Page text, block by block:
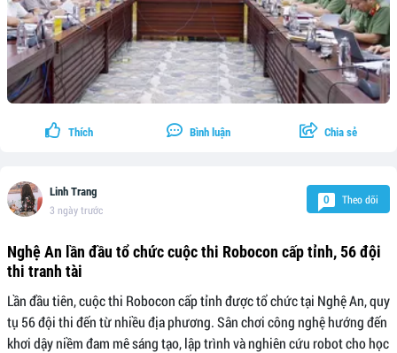
Thích Bình luận Chia sẻ
Linh Trang
3 ngày trước
0 Theo dõi
Nghệ An lần đầu tổ chức cuộc thi Robocon cấp tỉnh, 56 đội
thi tranh tài
Lần đầu tiên, cuộc thi Robocon cấp tỉnh được tổ chức tại Nghệ An, quy
tụ 56 đội thi đến từ nhiều địa phương. Sân chơi công nghệ hướng đến
khơi dậy niềm đam mê sáng tạo, lập trình và nghiên cứu robot cho học